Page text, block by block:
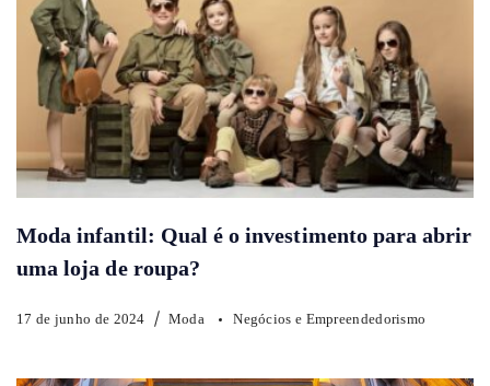
Moda infantil: Qual é o investimento para abrir
uma loja de roupa?
17 de junho de 2024 Moda Negócios e Empreendedorismo